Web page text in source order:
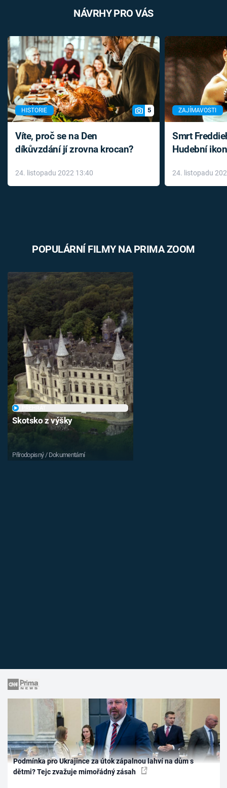
NÁVRHY PRO VÁS
HISTORIE 5
Víte, proč se na Den
díkůvzdání jí zrovna krocan?
24. listopadu 2022 13:40
ZAJÍMAVOSTI
Smrt
Hudební
léky
24. listopadu
POPULÁRNÍ FILMY NA PRIMA ZOOM
Skotsko z výšky
Přírodopisný / Dokumentární
Podmínka pro Ukrajince za útok zápalnou lahví na dům s
dětmi? Tejc zvažuje mimořádný zásah